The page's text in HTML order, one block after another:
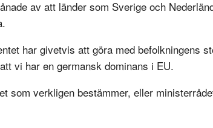
av att länder som Sverige och
har givetvis att göra med befolkningens
vi har en germansk dominans i EU.
som verkligen bestämmer, eller